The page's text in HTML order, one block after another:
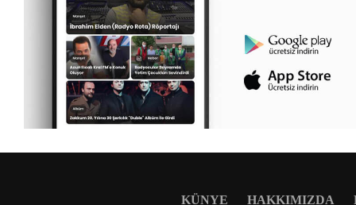
KÜNYE HAKKIMIZDA